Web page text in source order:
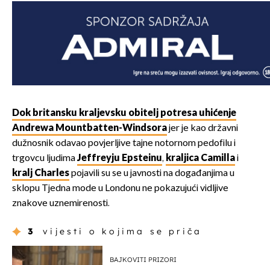
Dok britansku kraljevsku obitelj potresa uhićenje
Andrewa Mountbatten-Windsorajer je kao državni
dužnosnik odavao povjerljive tajne notornom pedofilu i
trgovcu ljudimaJeffreyju Epsteinu, kraljica Camillai
kralj Charlespojavili su se u javnosti na događanjima u
sklopu Tjedna mode u Londonu ne pokazujući vidljive
znakove uznemirenosti.
3 vijesti o kojima se priča
BAJKOVITI PRIZORI